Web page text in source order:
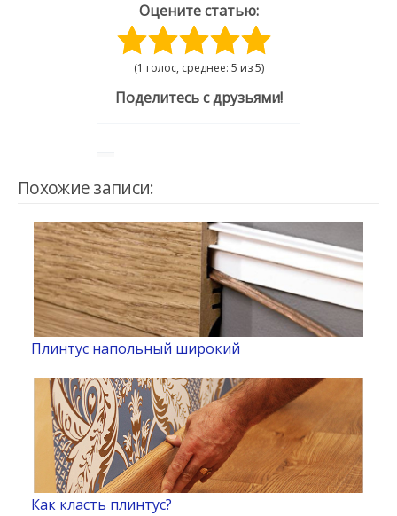
Оцените статью:
(1 голос, среднее: 5 из 5)
Поделитесь с друзьями!
Похожие записи:
Плинтус напольный широкий
Как класть плинтус?